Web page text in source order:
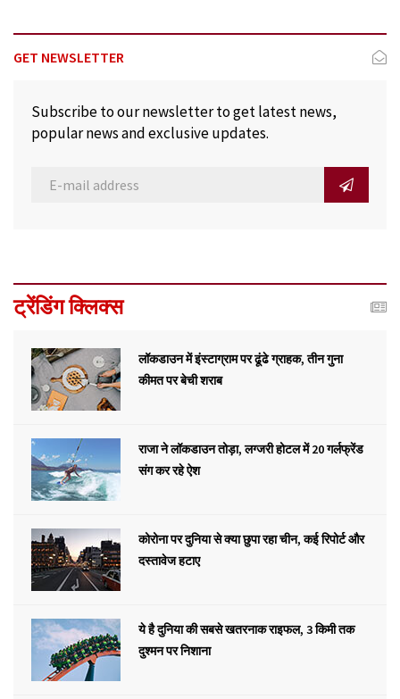
GET NEWSLETTER
Subscribe to our newsletter to get latest news,
popular news and exclusive updates.
ट्रेंडिंग क्लिक्स
लॉकडाउन में इंस्टाग्राम पर ढूंढे ग्राहक, तीन गुना
कीमत पर बेची शराब
राजा ने लॉकडाउन तोड़ा, लग्जरी होटल में 20 गर्लफ्रेंड
संग कर रहे ऐश
कोरोना पर दुनिया से क्या छुपा रहा चीन, कई रिपोर्ट और
दस्तावेज हटाए
ये है दुनिया की सबसे खतरनाक राइफल, 3 किमी तक
दुश्मन पर निशाना